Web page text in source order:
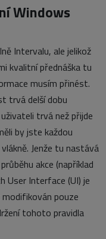
Windows
Intervalu, ale jelikož
kvalitní přednáška tu
musím přinést.
trvá delší dobu
trvá než přijde
by jste každou
Jenže tu nastává
akce (například
User Interface (UI) je
pouze
tohoto pravidla